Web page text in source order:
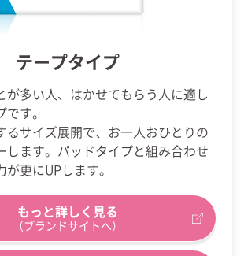
テープタイプ
が多い人、はかせてもらう人に適し
す。
るサイズ展開で、お一人おひとりの
します。パッドタイプと組み合わせ
更にUPします。
もっと詳しく見る
（ブランドサイトへ）